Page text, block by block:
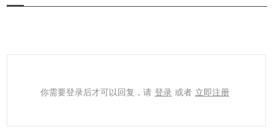
你需要登录后才可以回复，请 登录 或者 立即注册